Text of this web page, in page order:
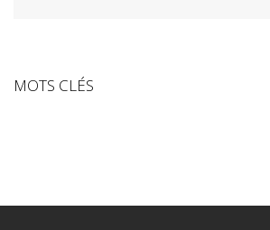
MOTS CLÉS